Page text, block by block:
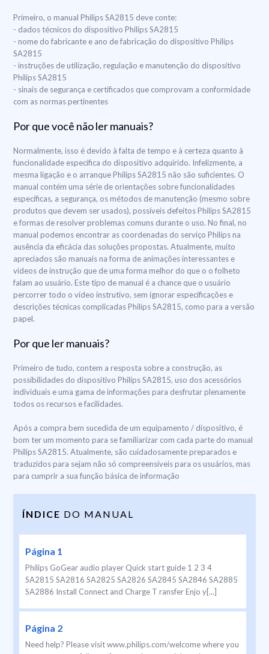
Primeiro, o manual Philips SA2815 deve conte:
- dados técnicos do dispositivo Philips SA2815
- nome do fabricante e ano de fabricação do dispositivo Philips
SA2815
- instruções de utilização, regulação e manutenção do dispositivo
Philips SA2815
- sinais de segurança e certificados que comprovam a conformidade
com as normas pertinentes
Por que você não ler manuais?
Normalmente, isso é devido à falta de tempo e à certeza quanto à
funcionalidade específica do dispositivo adquirido. Infelizmente, a
mesma ligação e o arranque Philips SA2815 não são suficientes. O
manual contém uma série de orientações sobre funcionalidades
específicas, a segurança, os métodos de manutenção (mesmo sobre
produtos que devem ser usados), possíveis defeitos Philips SA2815
e formas de resolver problemas comuns durante o uso. No final, no
manual podemos encontrar as coordenadas do serviço Philips na
ausência da eficácia das soluções propostas. Atualmente, muito
apreciados são manuais na forma de animações interessantes e
vídeos de instrução que de uma forma melhor do que o o folheto
falam ao usuário. Este tipo de manual é a chance que o usuário
percorrer todo o vídeo instrutivo, sem ignorar especificações e
descrições técnicas complicadas Philips SA2815, como para a versão
papel.
Por que ler manuais?
Primeiro de tudo, contem a resposta sobre a construção, as
possibilidades do dispositivo Philips SA2815, uso dos acessórios
individuais e uma gama de informações para desfrutar plenamente
todos os recursos e facilidades.
Após a compra bem sucedida de um equipamento / dispositivo, é
bom ter um momento para se familiarizar com cada parte do manual
Philips SA2815. Atualmente, são cuidadosamente preparados e
traduzidos para sejam não só compreensíveis para os usuários, mas
para cumprir a sua função básica de informação
ÍNDICE DO MANUAL
Página 1
Philips GoGear audio player Quick start guide 1 2 3 4
SA2815 SA2816 SA2825 SA2826 SA2845 SA2846 SA2885
SA2886 Install Connect and Charge T ransfer Enjo y[...]
Página 2
Need help? Please visit www.philips.com/welcome where you